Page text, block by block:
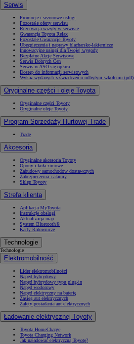
Serwis
Promocje i sezonowe usługi
Pozostałe oferty serwisu
Rezerwacja wizyty w serwisie
Gwarancja Toyota Relax
Pozostałe Gwarancje Toyoty
Ubezpieczenia i naprawy blacharsko-lakiernicze
Innowacyjne usługi dla Twojej wygody
Bezpłatne Akcje Serwisowe
Serwis Dobrych Cen
Serwis w ASO się opłaca
Dostęp do informacji serwisowych
Wykaz wydanych zaświadczeń o odbytym szkoleniu (pdf)
Oryginalne części i oleje Toyota
Oryginalne części Toyoty
Oryginalne oleje Toyoty
Program Sprzedaży Hurtowej Trade
Trade
Akcesoria
Oryginalne akcesoria Toyoty
Opony i koła zimowe
Zabudowy samochodów dostawczych
Zabezpieczenia i alarmy
Sklep Toyoty
Strefa klienta
Aplikacja MyToyota
Instrukcje obsługi
Aktualizacja map
System Bluetooth®
Karty Ratownicze
Technologie
Technologie
Elektromobilność
Lider elektromobilności
Napęd hybrydowy
Napęd hybrydowy typu plug-in
Napęd wodorowy
Napęd elektryczny na baterię
Zasięg aut elektrycznych
Zalety posiadania aut elektrycznych
Ładowanie elektrycznej Toyoty
Toyota HomeCharge
Toyota Charging Network
Jak naładować elektryczną Toyotę?